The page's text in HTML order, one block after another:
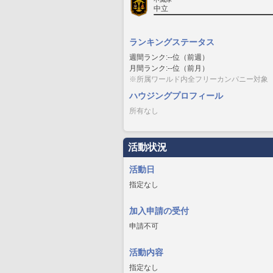
中立
ランキングステータス
週間ランク:--位（前週）
月間ランク:--位（前月）
※所属ワールド内全フリーカンパニー対象
ハウジングプロフィール
所有なし
活動状況
活動日
指定なし
加入申請の受付
申請不可
活動内容
指定なし